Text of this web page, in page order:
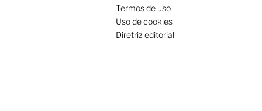
Termos de uso
Uso de cookies
Diretriz editorial